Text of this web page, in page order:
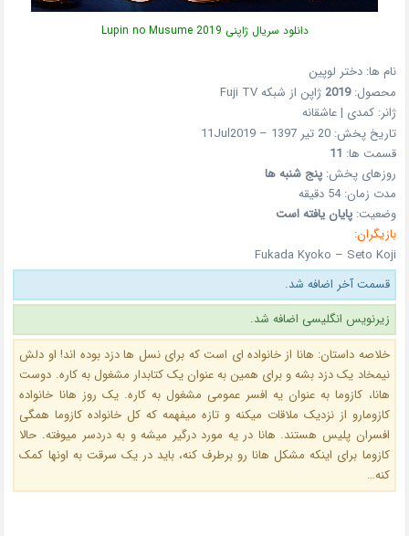
دانلود سریال ژاپنی Lupin no Musume 2019
نام ها: دختر لوپین
محصول:2019ژاپن از شبکه Fuji TV
ژانر: کمدی | عاشقانه
تاریخ پخش: 20 تیر 1397 – 11Jul2019
قسمت ها: 11
روزهای پخش:پنج شنبه ها
مدت زمان: 54 دقیقه
وضعیت:پایان یافته است
بازیگران:
Fukada Kyoko – Seto Koji
قسمت آخر اضافه شد.
زیرنویس انگلیسی اضافه شد.
خلاصه داستان: هانا از خانواده ای است که برای نسل ها دزد بوده اند! او دلش
نیمخاد یک دزد بشه و برای همین به عنوان یک کتابدار مشغول به کاره. دوست
هانا، کازوما به عنوان یه افسر عمومی مشغول به کاره. یک روز هانا خانواده
کازومارو از نزدیک ملاقات میکنه و تازه میفهمه که کل خانواده کازوما همگی
افسران پلیس هستند. هانا در یه مورد درگیر میشه و به دردسر میوفته. حالا
کازوما برای اینکه مشکل هانا رو برطرف کنه، باید در یک سرقت به اونها کمک
کنه…